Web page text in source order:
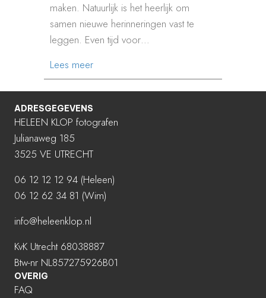
maken. Natuurlijk is het heerlijk om
samen nieuwe herinneringen vast te
leggen. Even tijd voor…
Lees meerabout 6 TOP REDENEN VOOR
ADRESGEGEVENS
HELEEN KLOP fotografen
Julianaweg 185
3525 VE UTRECHT
06 12 12 12 94 (Heleen)
06 12 62 34 81 (Wim)
info@heleenklop.nl
KvK Utrecht 68038887
Btw-nr NL857275926B01
OVERIG
FAQ